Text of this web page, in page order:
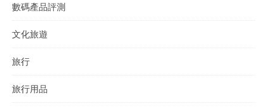
數碼產品評測
文化旅遊
旅行
旅行用品